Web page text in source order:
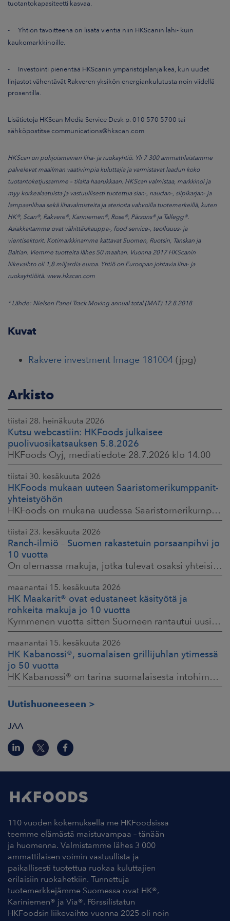
tuotantokapasiteetti kasvaa.
-
Yhtiön tavoitteena on lisätä vientiä niin HKScanin lähi- kuin
kaukomarkkinoille.
-
Investointi pienentää HKScanin ympäristöjalanjälkeä, kun uudet
linjastot vähentävät Rakveren yksikön energiankulutusta noin viidellä
prosentilla.
Lisätietoja HKScan Media Service Desk p. 010 570 5700 tai
sähköpostitse communications@hkscan.com
HKScan on pohjoismainen liha- ja ruokayhtiö. Yli 7 300 ammattilaistamme
palvelevat maailman vaativimpia kuluttajia ja varmistavat laadun koko
tuotantoketjussamme – tilalta haarukkaan. HKScan valmistaa, markkinoi ja
myy korkealaatuista ja vastuullisesti tuotettua sian-, naudan-, siipikarjan- ja
lampaanlihaa sekä lihavalmisteita ja aterioita vahvoilla tuotemerkeillä, kuten
HK®, Scan®, Rakvere®, Kariniemen®, Rose®, Pärsons® ja Tallegg®.
Asiakkaitamme ovat vähittäiskauppa-, food service-, teollisuus- ja
vientisektorit. Kotimarkkinamme kattavat Suomen, Ruotsin, Tanskan ja
Baltian. Viemme tuotteita lähes 50 maahan. Vuonna 2017 HKScanin
liikevaihto oli 1,8 miljardia euroa. Yhtiö on Euroopan johtavia liha- ja
ruokayhtiöitä. www.hkscan.com
*Lähde: Nielsen Panel Track Moving annual total (MAT) 12.8.2018
Kuvat
Rakvere investment Image 181004 (jpg)
Arkisto
tiistai 28. heinäkuuta 2026
Kutsu webcastiin: HKFoods julkaisee
puolivuosikatsauksen 5.8.2026
HKFoods Oyj, mediatiedote 28.7.2026 klo 14.00
tiistai 30. kesäkuuta 2026
HKFoods mukaan uuteen Saaristomerikumppanit-
yhteistyöhön
HKFoods on mukana uudessa Saaristomerikumppanit-hankkeessa, joka kokoaa yhteen elintarviketeollisuuden, kaupan, maataloustuottajat ja asiantuntijat. Tavoitteena
tiistai 23. kesäkuuta 2026
Ranch-ilmiö – Suomen rakastetuin porsaanpihvi jo
10 vuotta
On olemassa makuja, jotka tulevat osaksi yhteisiä ruokahetkiä ja -muistoja. HK® Viljaporsaan fileepihvi Ranch on juuri sellainen. Klassikko, joka on hallinnut
maanantai 15. kesäkuuta 2026
HK Maakarit® ovat edustaneet käsityötä ja
rohkeita makuja jo 10 vuotta
Kymmenen vuotta sitten Suomeen rantautui uusi ilmiö: artesaanihenkisyys. Pienpanimoiden ja käsityöläistuotteiden nostaessa päätään HKFoodsilla tunnistettiin,
maanantai 15. kesäkuuta 2026
HK Kabanossi®, suomalaisen grillijuhlan ytimessä
jo 50 vuotta
HK Kabanossi® on tarina suomalaisesta intohimosta, innovaatiosta ja yhteisistä hetkistä grillin äärellä. Se on legenda, joka ei alkanut suurista strategioista,
Uutishuoneeseen
JAA
110 vuoden kokemuksella me HKFoodsissa
teemme elämästä maistuvampaa – tänään
ja huomenna. Valmistamme lähes 3 000
ammattilaisen voimin vastuullista ja
paikallisesti tuotettua ruokaa kuluttajien
erilaisiin ruokahetkiin. Tunnettuja
tuotemerkkejämme Suomessa ovat HK®,
Kariniemen® ja Via®. Pörssilistatun
HKFoodsin liikevaihto vuonna 2025 oli noin